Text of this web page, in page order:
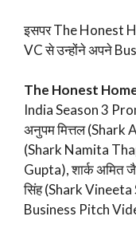
इसपर The Honest
VC से उन्होंने अपने
The Honest
India Season 3
अनुपम मित्तल (Shark
(Shark Namita
Gupta), शार्क अमित
सिंह (Shark
Business Pitch